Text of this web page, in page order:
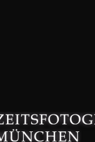
–Impressum
with 🤍 in München.